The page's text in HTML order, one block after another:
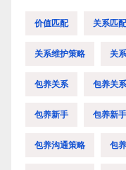
价值匹配 关系匹配
关系维护策略 关
包养关系 包养关
包养新手 包养新
包养沟通策略 包